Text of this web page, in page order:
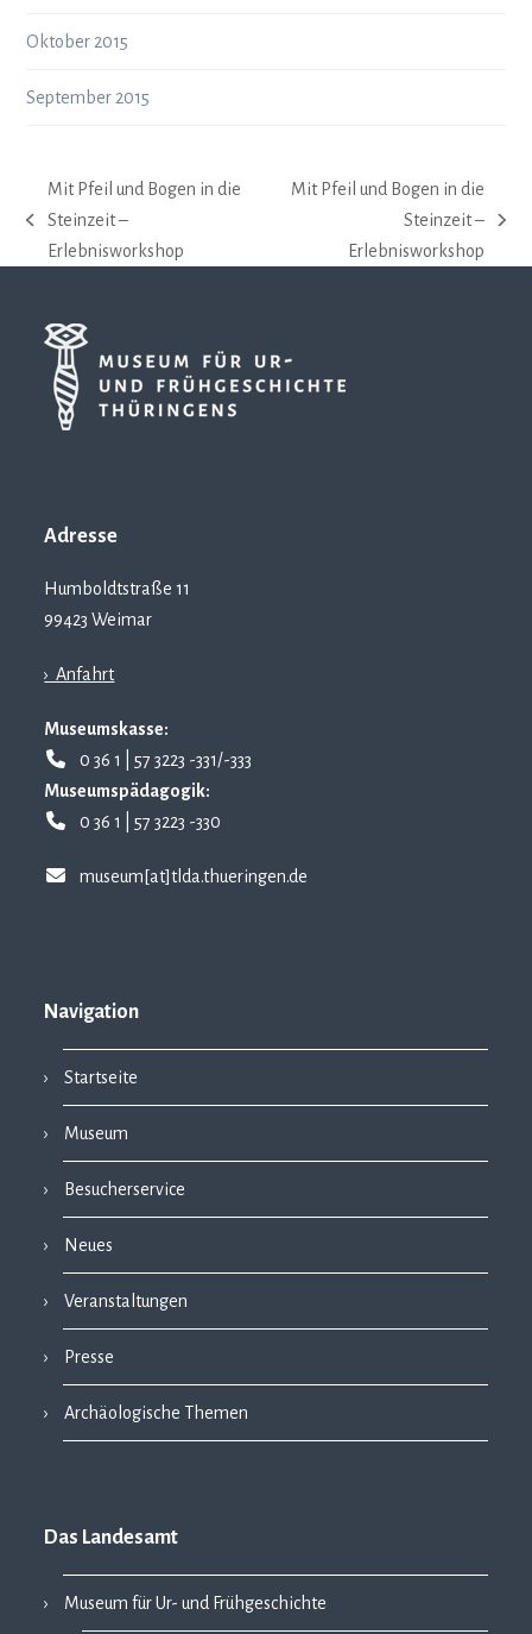
Oktober 2015
September 2015
Beitrag:
Mit Pfeil und Bogen in die
Steinzeit –
Erlebnisworkshop
Beitrag:
Mit Pfeil und Bogen in die
Steinzeit –
Erlebnisworkshop
Adresse
Humboldtstraße 11
99423 Weimar
› Anfahrt
Museumskasse:
0 36 1 | 57 3223 -331/-333
Museumspädagogik:
0 36 1 | 57 3223 -330
museum[at]tlda.thueringen.de
Navigation
Startseite
Museum
Besucherservice
Neues
Veranstaltungen
Presse
Archäologische Themen
Das Landesamt
Museum für Ur- und Frühgeschichte